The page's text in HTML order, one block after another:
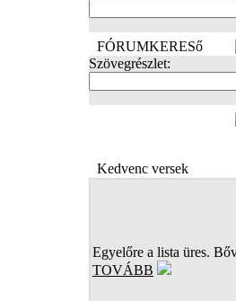
FÓRUMKERESő
Szövegrészlet:
Kedvenc versek
Egyelőre a lista üres.
TOVÁBB